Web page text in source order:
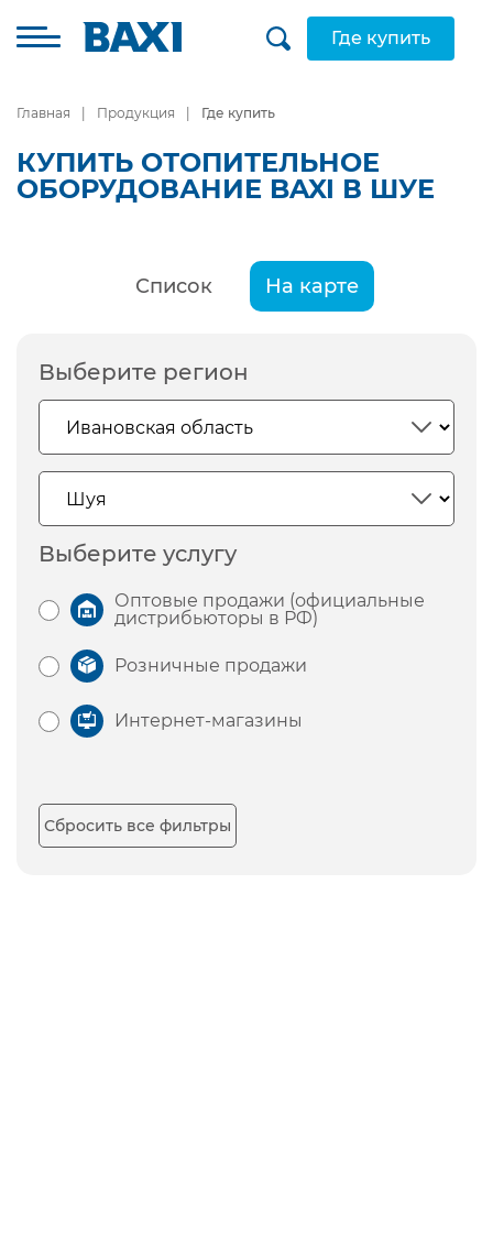
Где купить
Главная Продукция Где купить
КУПИТЬ ОТОПИТЕЛЬНОЕ
ОБОРУДОВАНИЕ BAXI В ШУЕ
Список На карте
Выберите регион
Выберите услугу
Оптовые продажи (официальные
дистрибьюторы в РФ)
Розничные продажи
Интернет-магазины
Сбросить все фильтры